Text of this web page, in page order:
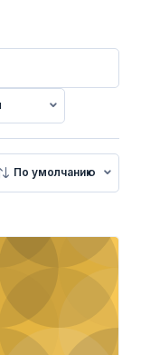
По умолчанию